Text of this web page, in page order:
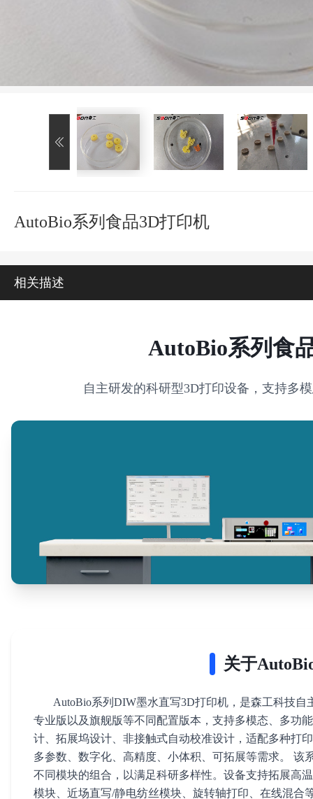
AutoBio系列食品3D打印机
相关描述
AutoBio系列食
自主研发的科研型3D打印设备，支持多
关于
AutoBio系列DIW墨水直写3D打印机，是森工科技自
专业版以及旗舰版等不同配置版本，支持多模态、多功
计、拓展坞设计、非接触式自动校准设计，适配多种打
多参数、数字化、高精度、小体积、可拓展等需求。 该
不同模块的组合，以满足科研多样性。设备支持拓展高
模块、近场直写/静电纺丝模块、旋转轴打印、在线混合